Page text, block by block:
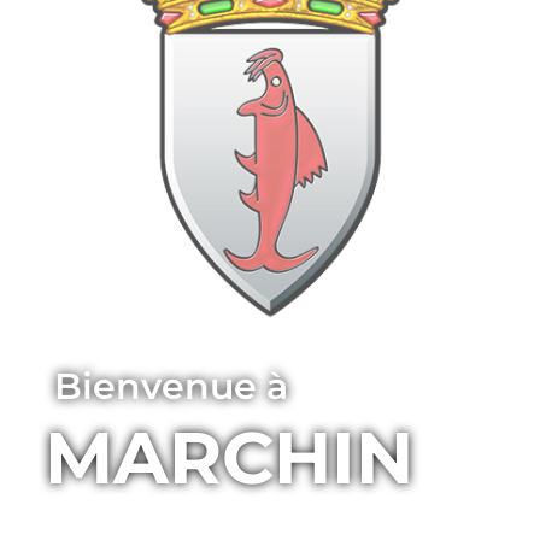
Bienvenue à
MARCHIN